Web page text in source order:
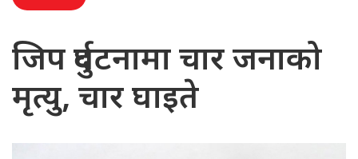
जिप दुर्घटनामा चार जनाको
मृत्यु, चार घाइते